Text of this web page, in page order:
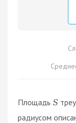
Площадь S
радиусом